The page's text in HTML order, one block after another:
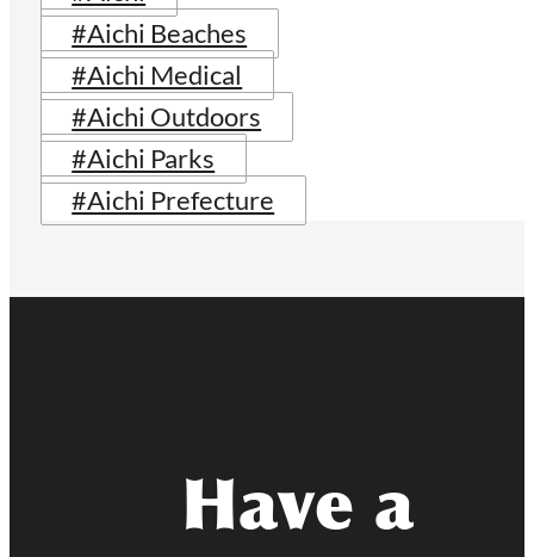
#Aichi Beaches
#Aichi Medical
#Aichi Outdoors
#Aichi Parks
#Aichi Prefecture
Have a